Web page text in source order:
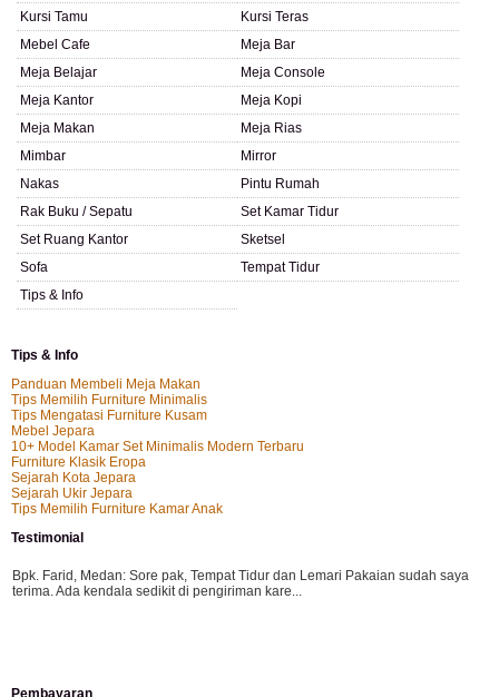
Kursi Tamu
Kursi Teras
Mebel Cafe
Meja Bar
Meja Belajar
Meja Console
Meja Kantor
Meja Kopi
Meja Makan
Meja Rias
Mimbar
Mirror
Nakas
Pintu Rumah
Rak Buku / Sepatu
Set Kamar Tidur
Set Ruang Kantor
Sketsel
Sofa
Tempat Tidur
Tips & Info
Tips & Info
Panduan Membeli Meja Makan
Tips Memilih Furniture Minimalis
Tips Mengatasi Furniture Kusam
Mebel Jepara
10+ Model Kamar Set Minimalis Modern Terbaru
Furniture Klasik Eropa
Sejarah Kota Jepara
Sejarah Ukir Jepara
Tips Memilih Furniture Kamar Anak
Testimonial
Bpk. Farid, Medan: Sore pak, Tempat Tidur dan Lemari Pakaian sudah saya
terima. Ada kendala sedikit di pengiriman kare...
Pembayaran